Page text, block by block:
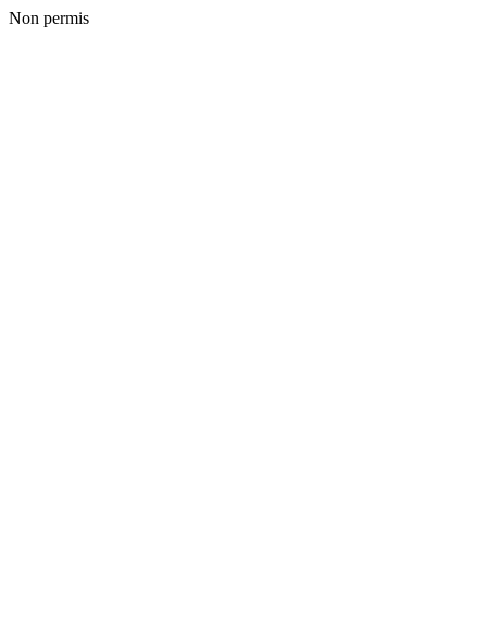
Non permis